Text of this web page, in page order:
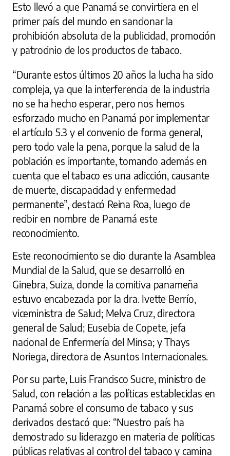
Esto llevó a que Panamá se convirtiera en el
primer país del mundo en sancionar la
prohibición absoluta de la publicidad, promoción
y patrocinio de los productos de tabaco.
“Durante estos últimos 20 años la lucha ha sido
compleja, ya que la interferencia de la industria
no se ha hecho esperar, pero nos hemos
esforzado mucho en Panamá por implementar
el artículo 5.3 y el convenio de forma general,
pero todo vale la pena, porque la salud de la
población es importante, tomando además en
cuenta que el tabaco es una adicción, causante
de muerte, discapacidad y enfermedad
permanente”, destacó Reina Roa, luego de
recibir en nombre de Panamá este
reconocimiento.
Este reconocimiento se dio durante la Asamblea
Mundial de la Salud, que se desarrolló en
Ginebra, Suiza, donde la comitiva panameña
estuvo encabezada por la dra. Ivette Berrío,
viceministra de Salud; Melva Cruz, directora
general de Salud; Eusebia de Copete, jefa
nacional de Enfermería del Minsa; y Thays
Noriega, directora de Asuntos Internacionales.
Por su parte, Luis Francisco Sucre, ministro de
Salud, con relación a las políticas establecidas en
Panamá sobre el consumo de tabaco y sus
derivados destacó que: “Nuestro país ha
demostrado su liderazgo en materia de políticas
públicas relativas al control del tabaco y camina